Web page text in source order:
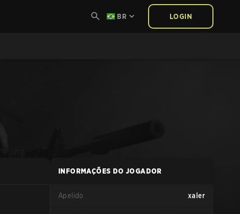
BR LOGIN
INFORMAÇÕES DO JOGADOR
Apelido xaler